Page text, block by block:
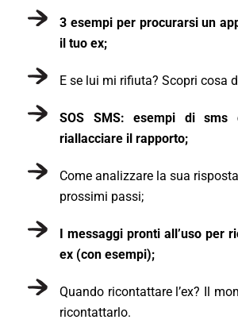
3 esempi per procurarsi un
il tuo ex;
E se lui mi rifiuta? Scopri cosa
SOS SMS: esempi di sms
riallacciare il rapporto;
Come analizzare la sua
prossimi passi;
I messaggi pronti all’uso per
ex (con esempi);
Quando ricontattare l’ex? Il
ricontattarlo.